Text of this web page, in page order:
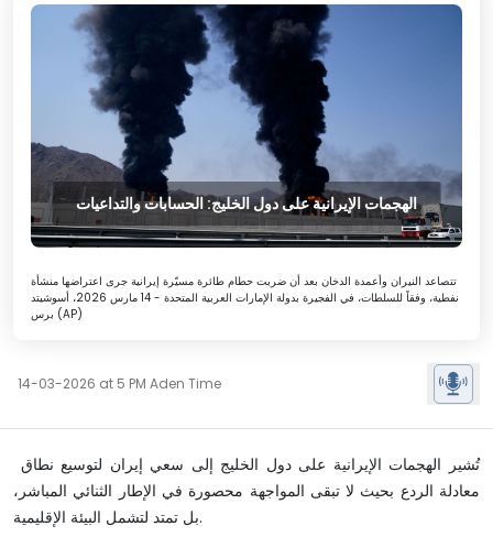
الهجمات الإيرانية على دول الخليج: الحسابات والتداعيات
تتصاعد النيران وأعمدة الدخان بعد أن ضربت حطام طائرة مسيّرة إيرانية جرى اعتراضها منشأة
نفطية، وفقاً للسلطات، في الفجيرة بدولة الإمارات العربية المتحدة - 14 مارس 2026، أسوشيتد
برس (AP)
14-03-2026 at 5 PM Aden Time
معادلة الردع بحيث لا تبقى المواجهة محصورة في الإطار الثنائي المباشر،
بل تمتد لتشمل البيئة الإقليمية.